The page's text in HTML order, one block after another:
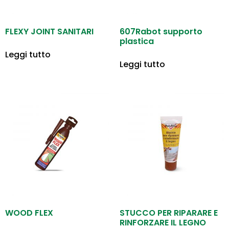
FLEXY JOINT SANITARI
Leggi tutto
607Rabot supporto
plastica
Leggi tutto
WOOD FLEX
STUCCO PER RIPARARE E
RINFORZARE IL LEGNO